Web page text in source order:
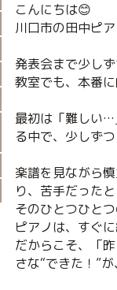
こんにちは😊
川口市の田中ピア
発表会まで少し
教室でも、本番
最初は「難しい
る中で、少しず
楽譜を見ながら
り、苦手だった
そのひとつひと
ピアノは、すぐ
だからこそ、「
さな“できた！”